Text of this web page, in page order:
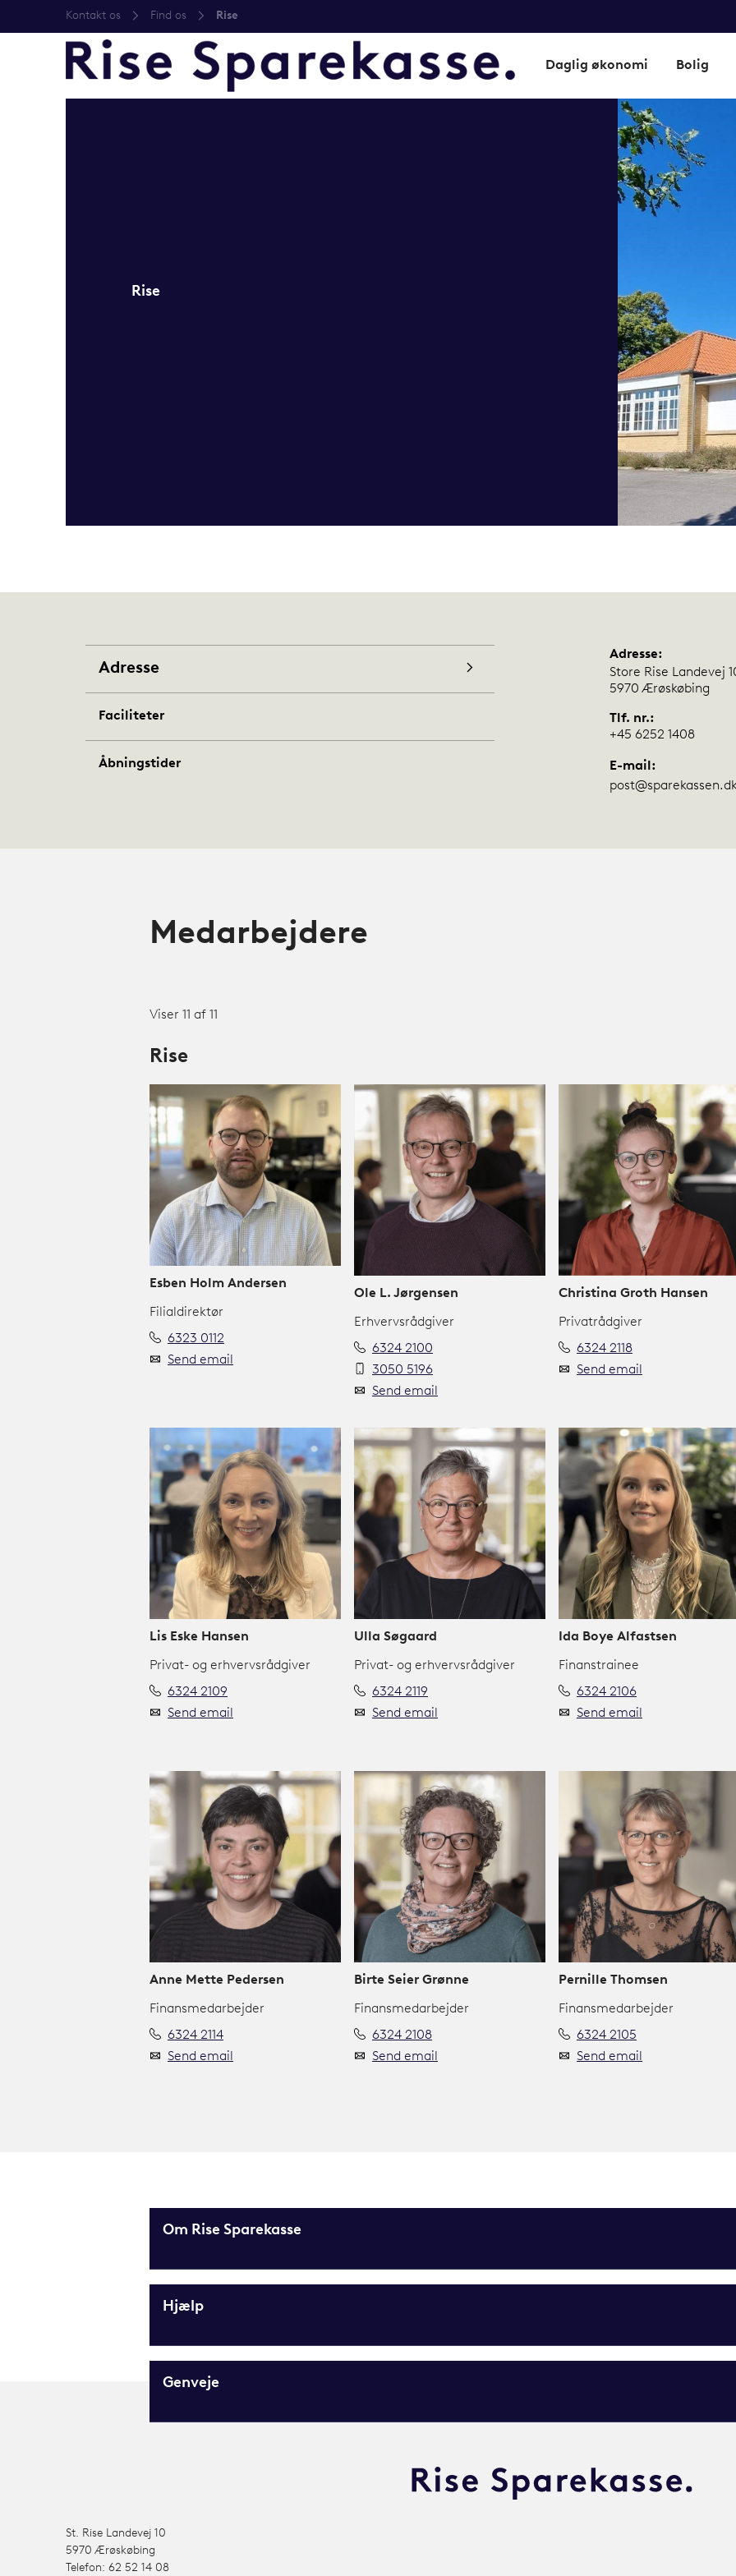
Kontakt os Find os Rise
Daglig økonomi Bolig
Rise
Adresse
Faciliteter
Åbningstider
Adresse:
Store Rise Landevej
5970 Ærøskøbing
Tlf. nr.:
+45 6252 1408
E-mail:
Medarbejdere
Viser 11 af 11
Rise
Esben Holm Andersen
Filialdirektør
6323 0112
Send email
Ole L. Jørgensen
Erhvervsrådgiver
6324 2100
3050 5196
Send email
Christina Groth Hansen
Privatrådgiver
6324 2118
Send email
Lis Eske Hansen
Privat- og erhvervsrådgiver
6324 2109
Send email
Ulla Søgaard
Privat- og erhvervsrådgiver
6324 2119
Send email
Ida Boye Alfastsen
Finanstrainee
6324 2106
Send email
Anne Mette Pedersen
Finansmedarbejder
6324 2114
Send email
Birte Seier Grønne
Finansmedarbejder
6324 2108
Send email
Pernille Thomsen
Finansmedarbejder
6324 2105
Send email
Om Rise Sparekasse
Hjælp
Genveje
St. Rise Landevej 10
5970 Ærøskøbing
Telefon: 62 52 14 08